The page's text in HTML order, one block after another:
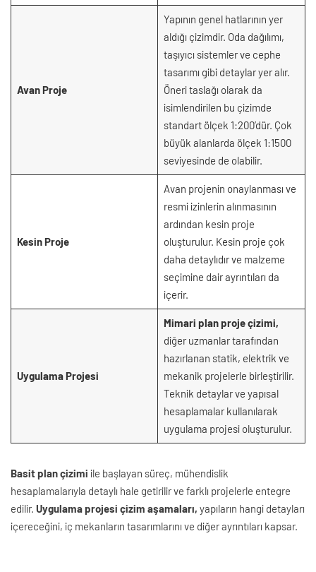
Avan Proje
Yapının genel hatlarının yer
aldığı çizimdir. Oda dağılımı,
taşıyıcı sistemler ve cephe
tasarımı gibi detaylar yer alır.
Öneri taslağı olarak da
isimlendirilen bu çizimde
standart ölçek 1:200’dür. Çok
büyük alanlarda ölçek 1:1500
seviyesinde de olabilir.
Kesin Proje
Avan projenin onaylanması ve
resmi izinlerin alınmasının
ardından kesin proje
oluşturulur. Kesin proje çok
daha detaylıdır ve malzeme
seçimine dair ayrıntıları da
içerir.
Uygulama Projesi
Mimari plan proje çizimi,
diğer uzmanlar tarafından
hazırlanan statik, elektrik ve
mekanik projelerle birleştirilir.
Teknik detaylar ve yapısal
hesaplamalar kullanılarak
uygulama projesi oluşturulur.
Basit plan çizimi ile başlayan süreç, mühendislik
hesaplamalarıyla detaylı hale getirilir ve farklı projelerle entegre
edilir. Uygulama projesi çizim aşamaları, yapıların hangi detayları
içereceğini, iç mekanların tasarımlarını ve diğer ayrıntıları kapsar.